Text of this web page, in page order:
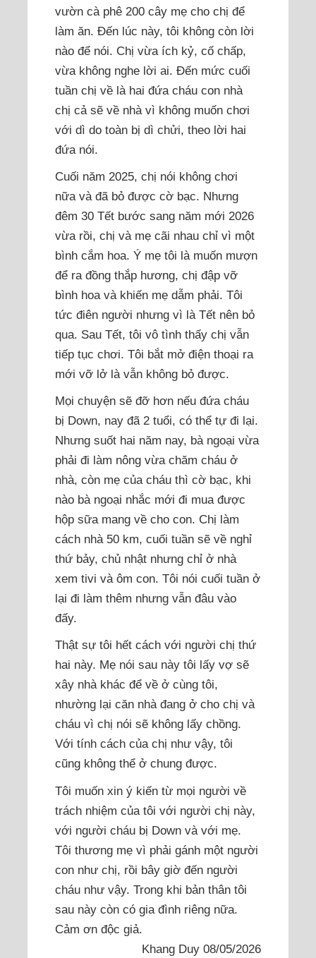
vườn cà phê 200 cây mẹ cho chị để
làm ăn. Đến lúc này, tôi không còn lời
nào để nói. Chị vừa ích kỷ, cố chấp,
vừa không nghe lời ai. Đến mức cuối
tuần chị về là hai đứa cháu con nhà
chị cả sẽ về nhà vì không muốn chơi
với dì do toàn bị dì chửi, theo lời hai
đứa nói.
Cuối năm 2025, chị nói không chơi
nữa và đã bỏ được cờ bạc. Nhưng
đêm 30 Tết bước sang năm mới 2026
vừa rồi, chị và mẹ cãi nhau chỉ vì một
bình cắm hoa. Ý mẹ tôi là muốn mượn
để ra đồng thắp hương, chị đập vỡ
bình hoa và khiến mẹ dẫm phải. Tôi
tức điên người nhưng vì là Tết nên bỏ
qua. Sau Tết, tôi vô tình thấy chị vẫn
tiếp tục chơi. Tôi bắt mở điện thoại ra
mới vỡ lở là vẫn không bỏ được.
Mọi chuyện sẽ đỡ hơn nếu đứa cháu
bị Down, nay đã 2 tuổi, có thể tự đi lại.
Nhưng suốt hai năm nay, bà ngoại vừa
phải đi làm nông vừa chăm cháu ở
nhà, còn mẹ của cháu thì cờ bạc, khi
nào bà ngoại nhắc mới đi mua được
hộp sữa mang về cho con. Chị làm
cách nhà 50 km, cuối tuần sẽ về nghỉ
thứ bảy, chủ nhật nhưng chỉ ở nhà
xem tivi và ôm con. Tôi nói cuối tuần ở
lại đi làm thêm nhưng vẫn đâu vào
đấy.
Thật sự tôi hết cách với người chị thứ
hai này. Mẹ nói sau này tôi lấy vợ sẽ
xây nhà khác để về ở cùng tôi,
nhường lại căn nhà đang ở cho chị và
cháu vì chị nói sẽ không lấy chồng.
Với tính cách của chị như vậy, tôi
cũng không thể ở chung được.
Tôi muốn xin ý kiến từ mọi người về
trách nhiệm của tôi với người chị này,
với người cháu bị Down và với mẹ.
Tôi thương mẹ vì phải gánh một người
con như chị, rồi bây giờ đến người
cháu như vậy. Trong khi bản thân tôi
sau này còn có gia đình riêng nữa.
Cảm ơn độc giả.
Khang Duy 08/05/2026